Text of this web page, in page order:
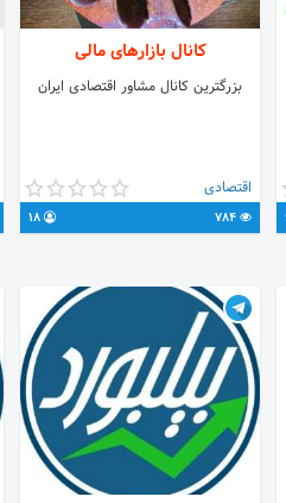
کانال بازارهای مالی
بزرگترین کانال مشاور اقتصادی ایران
اقتصادی
784
18